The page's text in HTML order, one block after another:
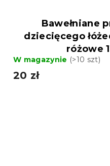
Bawełniane
dziecięcego
różowe
W magazynie (>10 szt)
20 zł